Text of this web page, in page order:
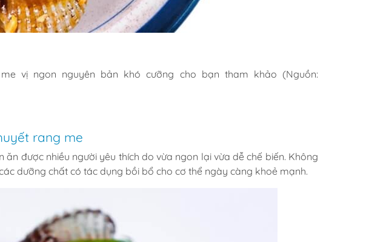
vị ngon nguyên bản khó cưỡng cho bạn tham khảo (Nguồn:
rang me
được nhiều người yêu thích do vừa ngon lại vừa dễ chế biến. Không
dưỡng chất có tác dụng bồi bổ cho cơ thể ngày càng khoẻ mạnh.